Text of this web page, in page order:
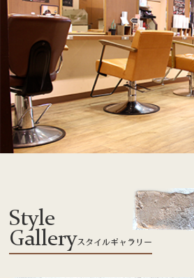
Style
Galleryスタイルギャラリー